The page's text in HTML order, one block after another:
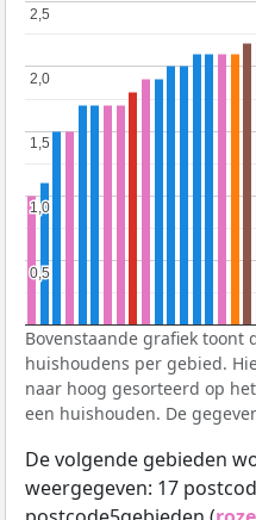
0,5
0,5
1,0
1,0
1,5
1,5
2,0
2,0
2,5
2,5
Bovenstaande grafiek toont
huishoudens per gebied.
naar hoog gesorteerd op
een huishouden. De
De volgende gebieden
weergegeven: 17